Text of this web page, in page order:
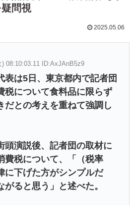
問視
2025.05.06
) 08:10:03.11 ID:AxJAnB5z9
表は5日、東京都内で記者団
税について食料品に限らず
だとの考えを重ねて強調し
頭演説後、記者団の取材に
費税について、「（税率
に下げた方がシンプルだ
がると思う」と述べた。